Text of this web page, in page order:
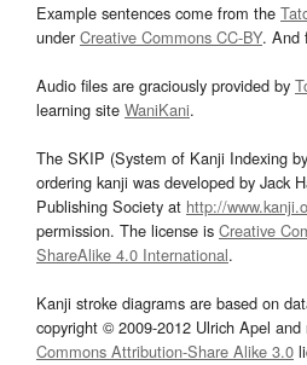
Example sentences come from the
underCreative Commons CC-BY. And
Audio files are graciously provided by
learning site WaniKani.
The SKIP (System of Kanji Indexing
ordering kanji was developed by Jack
Publishing Society at http://
permission. The license is Creative
ShareAlike 4.0 International.
Kanji stroke diagrams are based on
copyright © 2009-2012 Ulrich Apel and
Commons Attribution-Share Alike 3.0